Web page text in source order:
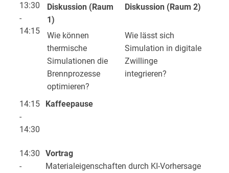
13:30
-
14:15
Diskussion (Raum
1)
Diskussion (Raum 2)
Wie können
thermische
Simulationen die
Brennprozesse
optimieren?
Wie lässt sich
Simulation in digitale
Zwillinge
integrieren?
14:15
-
14:30
Kaffeepause
14:30
-
Vortrag
Materialeigenschaften durch KI-Vorhersage